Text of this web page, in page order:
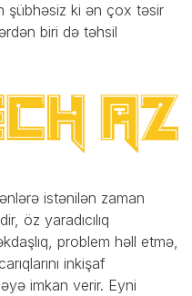
şübhəsiz ki ən çox təsir
biri də təhsil
istənilən zaman
öz yaradıcılıq
problem həll etmə,
inkişaf
imkan verir. Eyni